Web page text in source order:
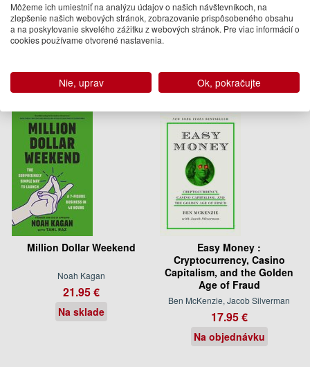
Hettie O'Brien
22.95 €
Allyson Dinneen
19.95 €
Million Dollar Weekend
Noah Kagan
21.95 €
Na sklade
Easy Money :
Cryptocurrency, Casino
Capitalism, and the Golden
Age of Fraud
Ben McKenzie, Jacob Silverman
17.95 €
Na objednávku
Môžeme ich umiestniť na analýzu údajov o našich návštevníkoch, na
zlepšenie našich webových stránok, zobrazovanie prispôsobeného obsahu
a na poskytovanie skvelého zážitku z webových stránok. Pre viac informácií o
cookies používame otvorené nastavenia.
Nie, uprav Ok, pokračujte